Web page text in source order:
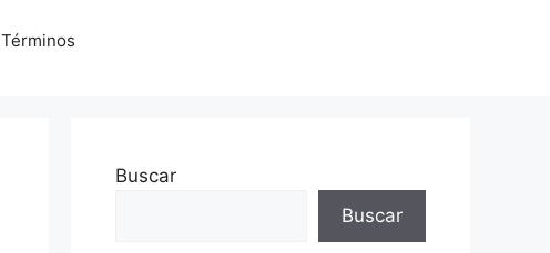
Términos
Buscar
Buscar